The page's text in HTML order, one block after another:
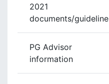
2021
documents/guideline
PG Advisor
information